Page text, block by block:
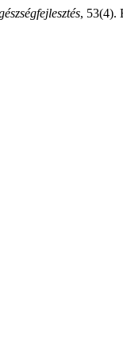
, 53(4).